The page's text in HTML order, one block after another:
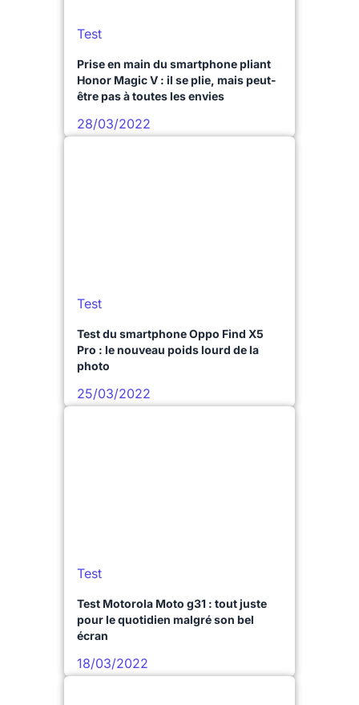
Test
Prise en main du smartphone pliant
Honor Magic V : il se plie, mais peut-
être pas à toutes les envies
28/03/2022
Test
Test du smartphone Oppo Find X5
Pro : le nouveau poids lourd de la
photo
25/03/2022
Test
Test Motorola Moto g31 : tout juste
pour le quotidien malgré son bel
écran
18/03/2022